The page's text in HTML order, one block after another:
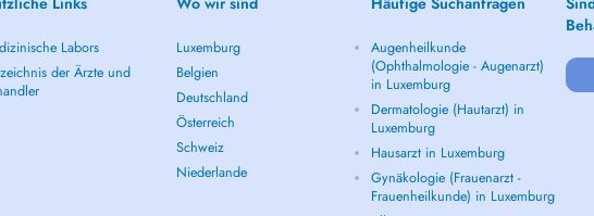
Labors
der Ärzte und
Luxemburg
Belgien
Deutschland
Österreich
Schweiz
Niederlande
Augenheilkunde
(Ophthalmologie - Augenarzt)
in Luxemburg
Dermatologie (Hautarzt) in
Luxemburg
Hausarzt in Luxemburg
Gynäkologie (Frauenarzt -
Frauenheilkunde) in Luxemburg